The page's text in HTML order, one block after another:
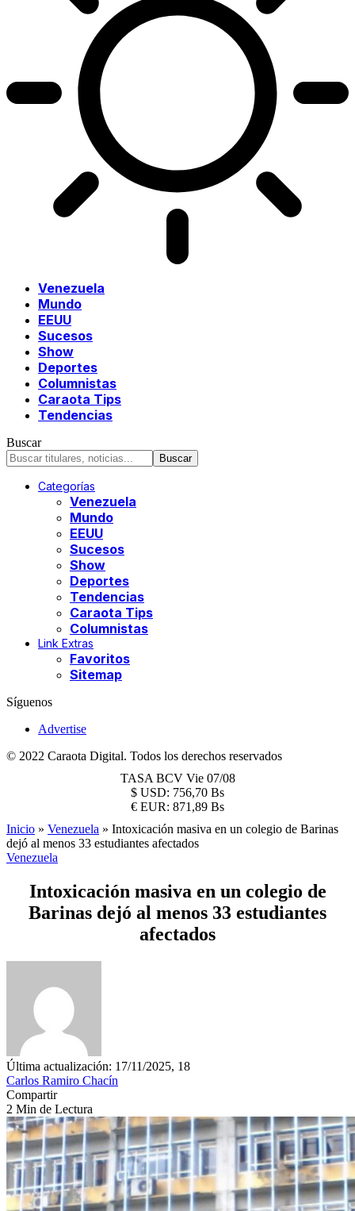
Venezuela
Mundo
EEUU
Sucesos
Show
Deportes
Columnistas
Caraota Tips
Tendencias
Buscar
Categorías
Venezuela
Mundo
EEUU
Sucesos
Show
Deportes
Tendencias
Caraota Tips
Columnistas
Link Extras
Favoritos
Sitemap
Síguenos
Advertise
© 2022 Caraota Digital. Todos los derechos reservados
TASA BCV Vie 07/08
$ USD: 756,70 Bs
€ EUR: 871,89 Bs
Inicio » Venezuela » Intoxicación masiva en un colegio de Barinas
dejó al menos 33 estudiantes afectados
Venezuela
Intoxicación masiva en un colegio de
Barinas dejó al menos 33 estudiantes
afectados
Última actualización: 17/11/2025, 18
Carlos Ramiro Chacín
Compartir
2 Min de Lectura